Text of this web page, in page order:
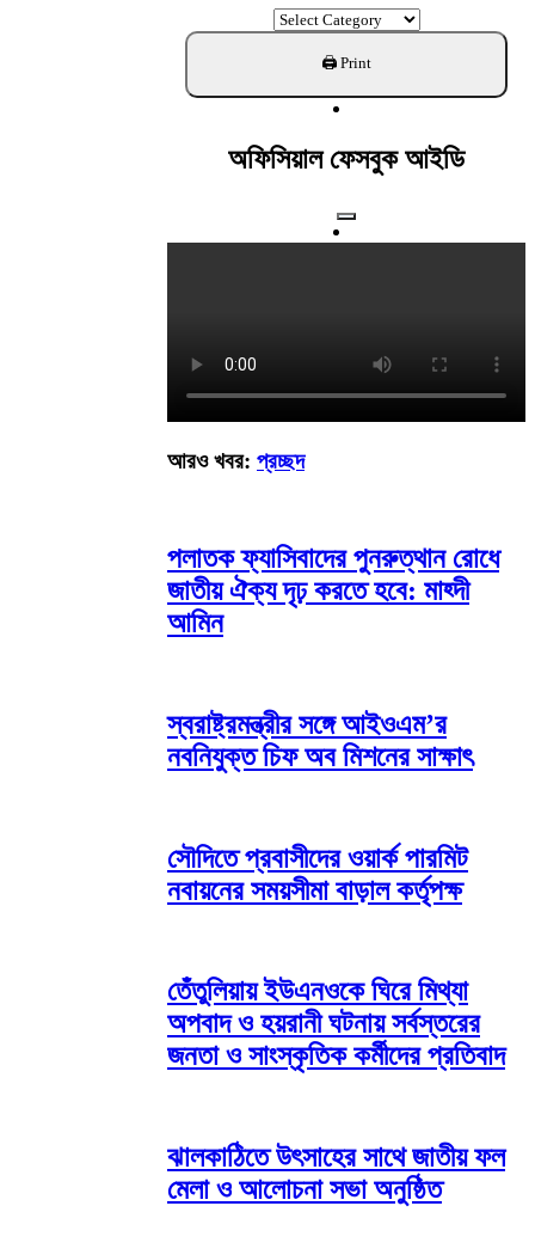
ক্যাটাগরি
খুঁজুন
অফিসিয়াল ফেসবুক আইডি
আরও খবর: প্রচ্ছদ
পলাতক ফ্যাসিবাদের পুনরুত্থান রোধে
জাতীয় ঐক্য দৃঢ় করতে হবে: মাহ্দী
আমিন
স্বরাষ্ট্রমন্ত্রীর সঙ্গে আইওএম’র
নবনিযুক্ত চিফ অব মিশনের সাক্ষাৎ
সৌদিতে প্রবাসীদের ওয়ার্ক পারমিট
নবায়নের সময়সীমা বাড়াল কর্তৃপক্ষ
তেঁতুলিয়ায় ইউএনওকে ঘিরে মিথ্যা
অপবাদ ও হয়রানী ঘটনায় সর্বস্তরের
জনতা ও সাংস্কৃতিক কর্মীদের প্রতিবাদ
ঝালকাঠিতে উৎসাহের সাথে জাতীয় ফল
মেলা ও আলোচনা সভা অনুষ্ঠিত